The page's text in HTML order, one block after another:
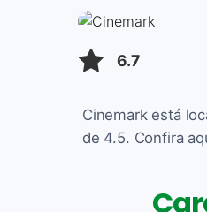
6.7
Cinemark está
de 4.5. Confira